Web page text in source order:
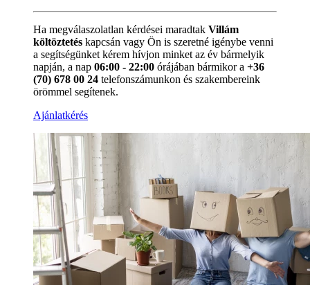
Ha megválaszolatlan kérdései maradtak Villám
költöztetés kapcsán vagy Ön is szeretné igénybe venni
a segítségünket kérem hívjon minket az év bármelyik
napján, a nap 06:00 - 22:00 órájában bármikor a +36
(70) 678 00 24 telefonszámunkon és szakembereink
örömmel segítenek.
Ajánlatkérés